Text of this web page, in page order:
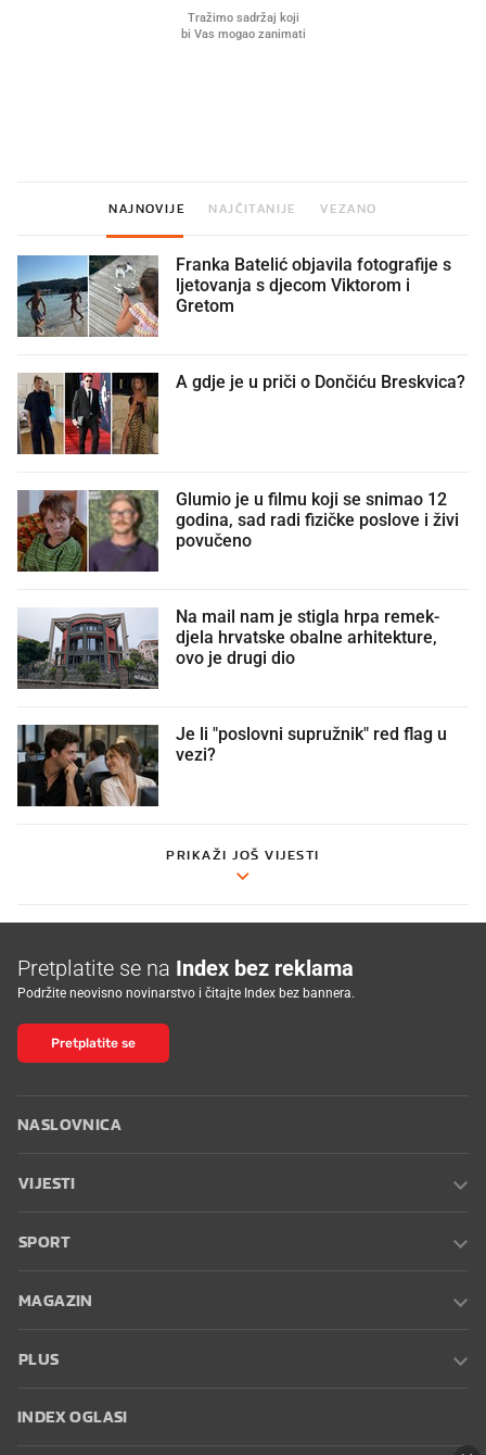
NAJNOVIJE NAJČITANIJE VEZANO
Franka Batelić objavila fotografije s
ljetovanja s djecom Viktorom i
Gretom
A gdje je u priči o Dončiću Breskvica?
Glumio je u filmu koji se snimao 12
godina, sad radi fizičke poslove i živi
povučeno
Na mail nam je stigla hrpa remek-
djela hrvatske obalne arhitekture,
ovo je drugi dio
Je li "poslovni supružnik" red flag u
vezi?
PRIKAŽI JOŠ VIJESTI
Pretplatite se na Index bez reklama
Podržite neovisno novinarstvo i čitajte Index bez bannera.
Pretplatite se
NASLOVNICA
VIJESTI
SPORT
MAGAZIN
PLUS
INDEX OGLASI